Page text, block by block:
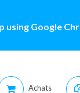
using Google
Achats